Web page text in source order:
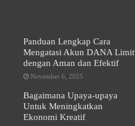
Panduan Lengkap Cara
Mengatasi Akun DANA Limit
dengan Aman dan Efektif
November 6, 2025
Bagaimana Upaya-upaya
Untuk Meningkatkan
Ekonomi Kreatif